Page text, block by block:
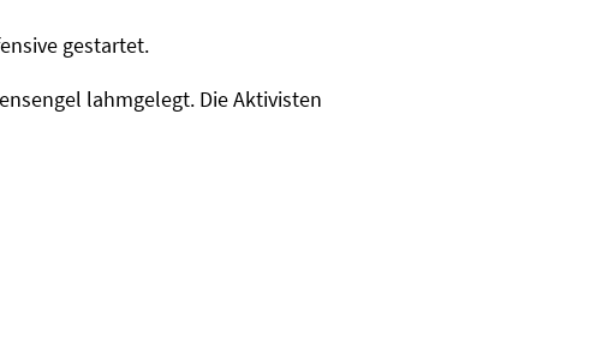
gestartet.
lahmgelegt. Die Aktivisten